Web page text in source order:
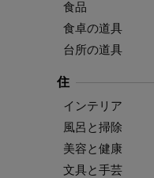
食品
食卓の道具
台所の道具
住
インテリア
風呂と掃除
美容と健康
文具と手芸